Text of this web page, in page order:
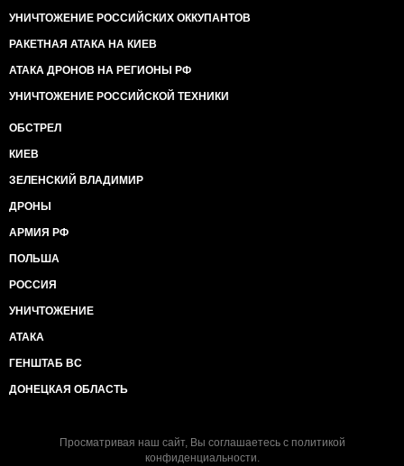
УНИЧТОЖЕНИЕ РОССИЙСКИХ ОККУПАНТОВ
РАКЕТНАЯ АТАКА НА КИЕВ
АТАКА ДРОНОВ НА РЕГИОНЫ РФ
УНИЧТОЖЕНИЕ РОССИЙСКОЙ ТЕХНИКИ
ОБСТРЕЛ
КИЕВ
ЗЕЛЕНСКИЙ ВЛАДИМИР
ДРОНЫ
АРМИЯ РФ
ПОЛЬША
РОССИЯ
УНИЧТОЖЕНИЕ
АТАКА
ГЕНШТАБ ВС
ДОНЕЦКАЯ ОБЛАСТЬ
Просматривая наш сайт, Вы соглашаетесь с политикой
конфиденциальности.